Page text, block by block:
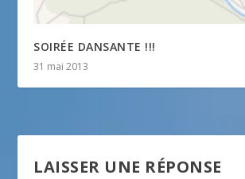
SOIRÉE DANSANTE !!!
31 mai 2013
LAISSER UNE RÉPONSE